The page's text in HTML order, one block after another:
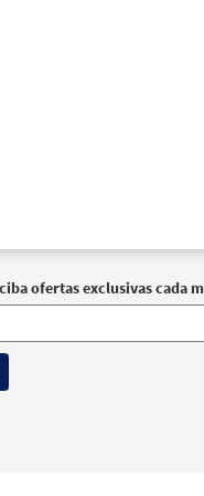
ofertas exclusivas cada